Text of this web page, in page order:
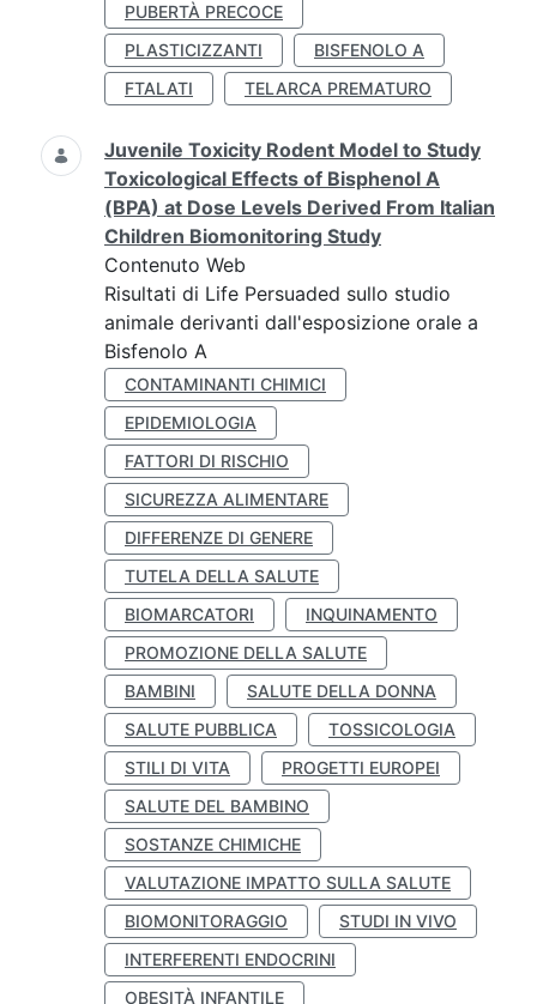
PUBERTÀ PRECOCE
PLASTICIZZANTI
BISFENOLO A
FTALATI
TELARCA PREMATURO
Juvenile Toxicity Rodent Model to Study
Toxicological Effects of Bisphenol A
(BPA) at Dose Levels Derived From Italian
Children Biomonitoring Study
Contenuto Web
Risultati di Life Persuaded sullo studio
animale derivanti dall'esposizione orale a
Bisfenolo A
CONTAMINANTI CHIMICI
EPIDEMIOLOGIA
FATTORI DI RISCHIO
SICUREZZA ALIMENTARE
DIFFERENZE DI GENERE
TUTELA DELLA SALUTE
BIOMARCATORI
INQUINAMENTO
PROMOZIONE DELLA SALUTE
BAMBINI
SALUTE DELLA DONNA
SALUTE PUBBLICA
TOSSICOLOGIA
STILI DI VITA
PROGETTI EUROPEI
SALUTE DEL BAMBINO
SOSTANZE CHIMICHE
VALUTAZIONE IMPATTO SULLA SALUTE
BIOMONITORAGGIO
STUDI IN VIVO
INTERFERENTI ENDOCRINI
OBESITÀ INFANTILE